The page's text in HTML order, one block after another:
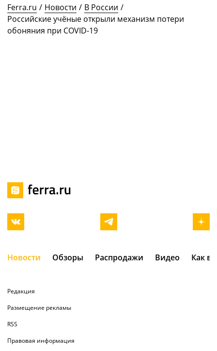
Ferra.ru / Новости / В России /
Российские учёные открыли механизм потери
обоняния при COVID-19
Новости Обзоры Распродажи Видео Как
Редакция
Размещение рекламы
RSS
Правовая информация